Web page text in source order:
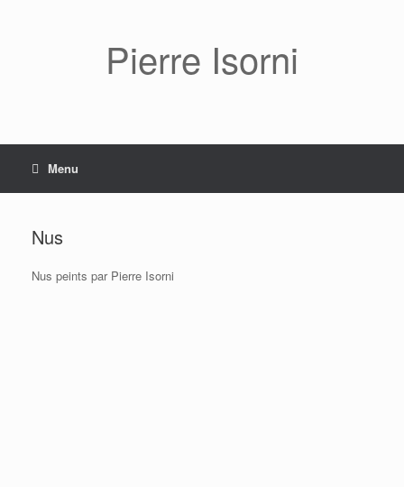
Pierre Isorni
Menu
Nus
Nus peints par Pierre Isorni